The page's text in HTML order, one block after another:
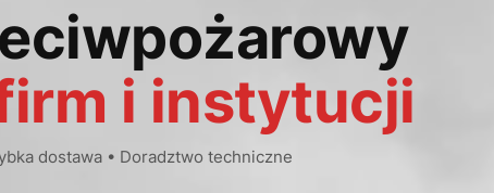
i instytucji
dostawa • Doradztwo techniczne